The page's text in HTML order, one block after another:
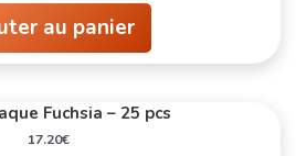
au panier
Fuchsia – 25 pcs
17.20€